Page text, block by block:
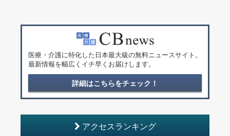
医療・介護に特化した日本最大級の無料ニュースサイト。
最新情報を幅広くイチ早くお届けします。
詳細はこちらをチェック！
アクセスランキング